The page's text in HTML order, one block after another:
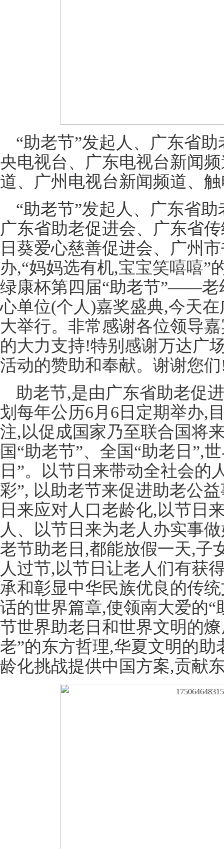
“助老节”发起人、广东省
央电视台、广东电视台新闻
道、广州电视台新闻频道、
“助老节”发起人、广东省
广东省助老促进会、广东省
日葵爱心慈善促进会、广州
办,“妈妈选有机,宝宝笑嘻嘻”
绿康杯第四届“助老节”——老
心单位(个人)嘉奖盛典,今天
大举行。非常感谢各位领导
的大力支持!特别感谢万达广
活动的赞助和奉献。谢谢您
助老节,是由广东省助老促
划每年公历6月6日定期举办,
注,以促成国家乃至联合国将
国“助老节”、全国“助老日”,
日”。以节日来带动全社会的
彩”, 以助老节来促进助老公
日来应对人口老龄化,以节日
人、以节日来为老人办实事
老节助老日,都能放假一天,子
人过节,以节日让老人们有获
承和彰显中华民族优良的传
话的世界篇章,使领南大爱的
节世界助老日和世界文明的
老”的东方哲理,华夏文明的
龄化挑战提供中国方案,贡献